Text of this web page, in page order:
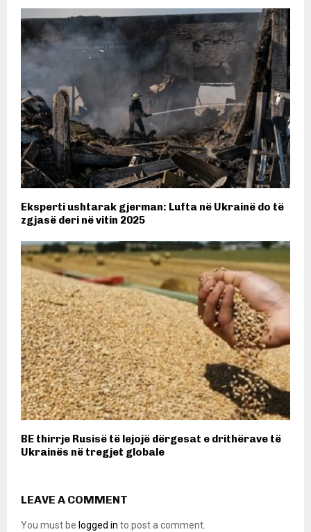
Eksperti ushtarak gjerman: Lufta në Ukrainë do të
zgjasë deri në vitin 2025
​BE thirrje Rusisë të lejojë dërgesat e drithërave të
Ukrainës në tregjet globale
LEAVE A COMMENT
You must be logged in to post a comment.